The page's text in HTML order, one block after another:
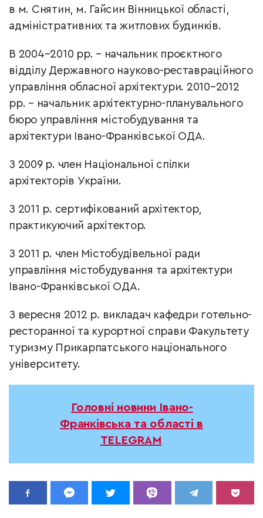
в м. Снятин, м. Гайсин Вінницької області,
адміністративних та житлових будинків.
В 2004–2010 рр. – начальник проєктного
відділу Державного науково-реставраційного
управління обласної архітектури. 2010–2012
рр. – начальник архітектурно-планувального
бюро управління містобудування та
архітектури Івано-Франківської ОДА.
З 2009 р. член Національної спілки
архітекторів України.
З 2011 р. сертифікований архітектор,
практикуючий архітектор.
З 2011 р. член Містобудівельної ради
управління містобудування та архітектури
Івано-Франківської ОДА.
З вересня 2012 р. викладач кафедри готельно-
ресторанної та курортної справи Факультету
туризму Прикарпатського національного
університету.
Головні новини Івано-
Франківська та області в
TELEGRAM